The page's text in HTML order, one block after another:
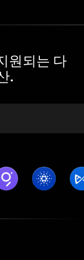
원되는 다
.